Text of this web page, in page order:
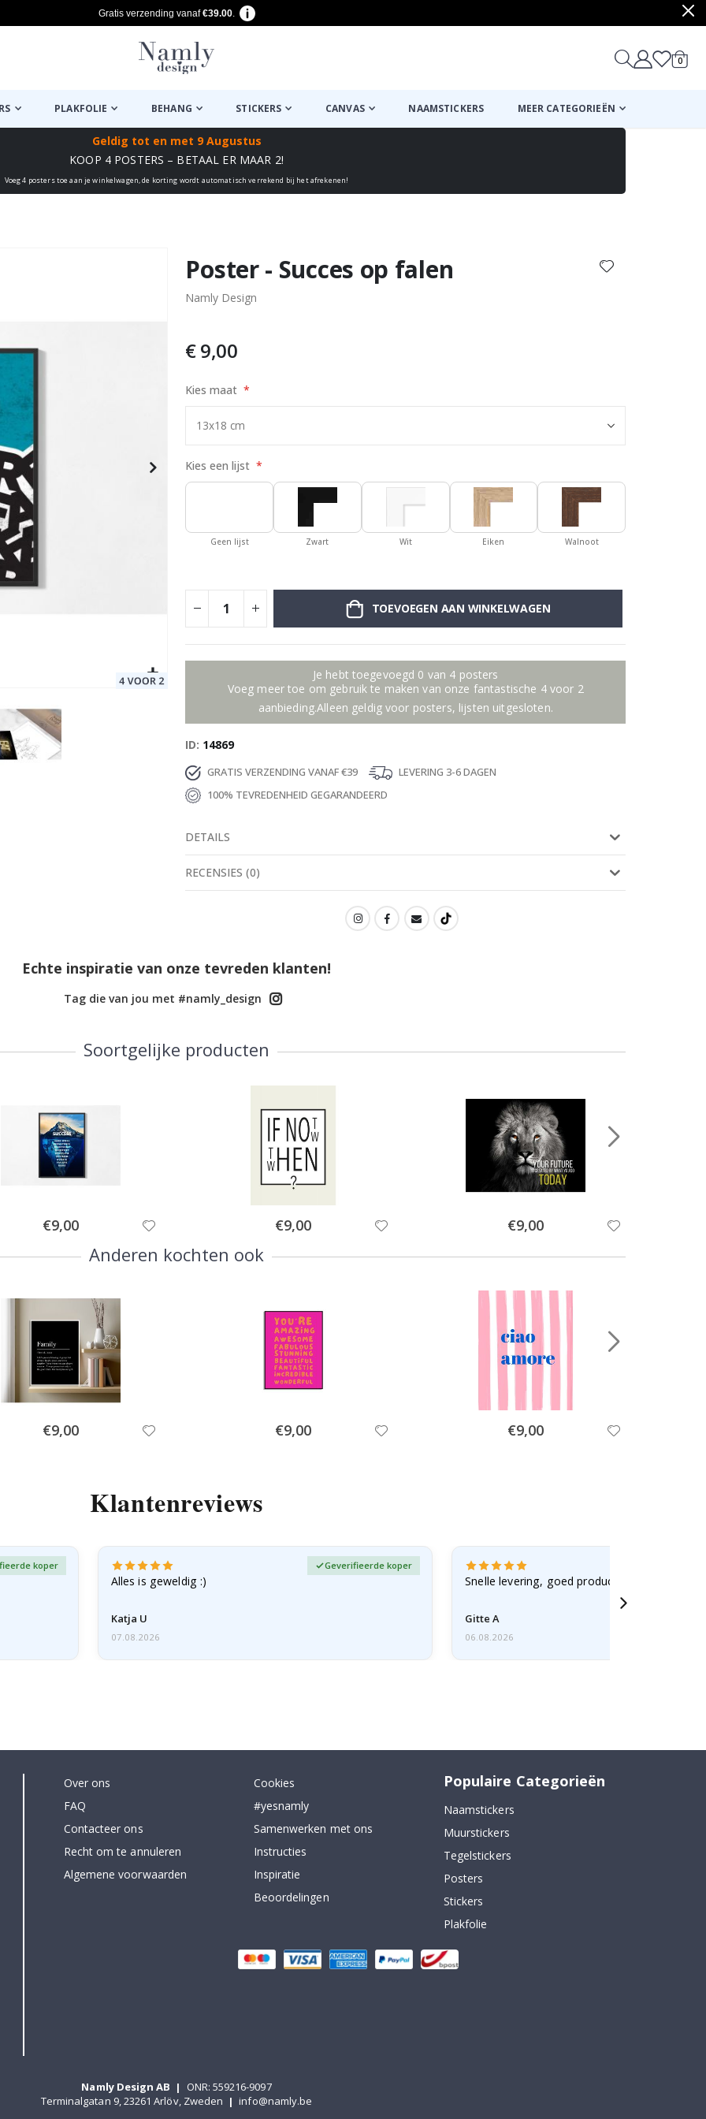
Gratis verzending vanaf€39.00.
0
PLAKFOLIE BEHANG STICKERS CANVAS NAAMSTICKERS MEER CATEGORIEËN
Geldig tot en met 9 Augustus
KOOP 4 POSTERS – BETAAL ER MAAR 2!
Voeg 4 posters toe aan je winkelwagen, de korting wordt automatisch verrekend bij het afrekenen!
Poster - Succes op falen
Namly Design
€ 9,00
Kies maat
Kies een lijst
Geen lijst Zwart Wit Eiken Walnoot
TOEVOEGEN AAN WINKELWAGEN
Je hebt toegevoegd 0 van 4 posters
Voeg meer toe om gebruik te maken van onze fantastische 4 voor 2
aanbieding.Alleen geldig voor posters, lijsten uitgesloten.
ID 14869
GRATIS VERZENDING VANAF €39
LEVERING 3-6 DAGEN
100% TEVREDENHEID GEGARANDEERD
DETAILS
RECENSIES (0)
Echte inspiratie van onze tevreden klanten!
Tag die van jou met #namly_design
Soortgelijke producten
Special
Price
€9,00 Special
Price
€9,00 Special
Price
€9,00
Anderen kochten ook
Special
Price
€9,00 Special
Price
€9,00 Special
Price
€9,00
Klantenreviews
koper
Alles is geweldig :)
Katja U
Geverifieerde koper
07.08.2026
Snelle levering, goed product
Gitte A
06.08.2026
Over ons
FAQ
Contacteer ons
Recht om te annuleren
Algemene voorwaarden
Cookies
#yesnamly
Samenwerken met ons
Instructies
Inspiratie
Beoordelingen
Populaire Categorieën
Naamstickers
Muurstickers
Tegelstickers
Posters
Stickers
Plakfolie
Namly Design AB |
ONR: 559216-9097
Terminalgatan 9, 23261 Arlöv, Zweden | info@namly.be